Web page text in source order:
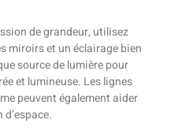
de grandeur, utilisez
miroirs et un éclairage bien
source de lumière pour
et lumineuse. Les lignes
peuvent également aider